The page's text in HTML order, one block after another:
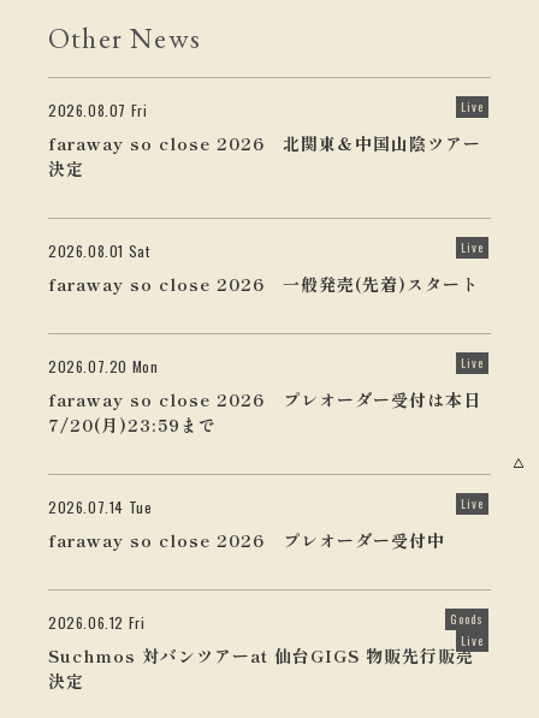
Other News
2026.08.07 Fri Live
faraway so close 2026 北関東＆中国山陰ツアー
決定
2026.08.01 Sat Live
faraway so close 2026 一般発売(先着)スタート
2026.07.20 Mon Live
faraway so close 2026 プレオーダー受付は本日
7/20(月)23:59まで
2026.07.14 Tue Live
faraway so close 2026 プレオーダー受付中
2026.06.12 Fri
Goods
Live
Suchmos 対バンツアーat 仙台GIGS 物販先行販売
決定